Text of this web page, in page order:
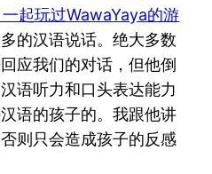
起玩过WawaYaya的游
的汉语说话。绝大多数
应我们的对话，但他倒
语听力和口头表达能力
语的孩子的。我跟他讲
则只会造成孩子的反感